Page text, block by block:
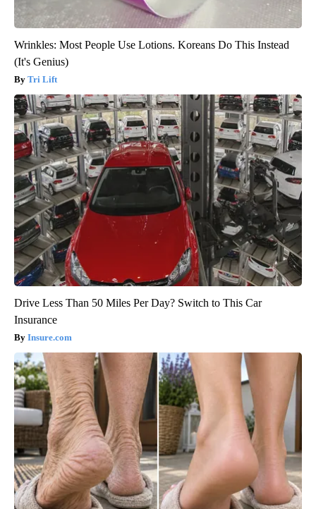
Wrinkles: Most People Use Lotions. Koreans Do This Instead
(It's Genius)
Tri Lift
Drive Less Than 50 Miles Per Day? Switch to This Car
Insurance
Insure.com